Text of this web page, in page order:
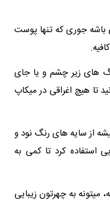
باشه جوری که تنها پوست
های زیر چشم و یا جای
تا هیچ اغراقی در میکاپ
از سایه های رنگ نود و
استفاده کرد تا کمی به
به چهرتون زیبایی